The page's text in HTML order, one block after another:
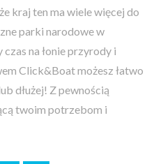
kraj ten ma wiele więcej do
parki narodowe w
na łonie przyrody i
Click&Boat możesz łatwo
dłużej! Z pewnością
twoim potrzebom i